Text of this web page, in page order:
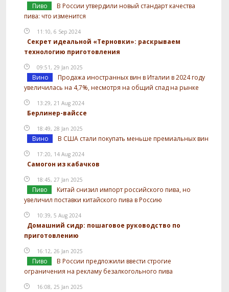
Пиво
В России утвердили новый стандарт качества
пива: что изменится
11:10, 6 Sep 2024
Секрет идеальной «Терновки»: раскрываем
технологию приготовления
09:51, 29 Jan 2025
Вино
Продажа иностранных вин в Италии в 2024 году
увеличилась на 4,7%, несмотря на общий спад на рынке
13:29, 21 Aug 2024
Берлинер-вайссе
18:49, 28 Jan 2025
Вино В США стали покупать меньше премиальных вин
17:20, 14 Aug 2024
Самогон из кабачков
18:45, 27 Jan 2025
Пиво
Китай снизил импорт российского пива, но
увеличил поставки китайского пива в Россию
10:39, 5 Aug 2024
Домашний сидр: пошаговое руководство по
приготовлению
16:12, 26 Jan 2025
Пиво
В России предложили ввести строгие
ограничения на рекламу безалкогольного пива
16:08, 25 Jan 2025